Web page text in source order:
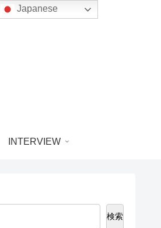
INTERVIEW
検索
Japanese